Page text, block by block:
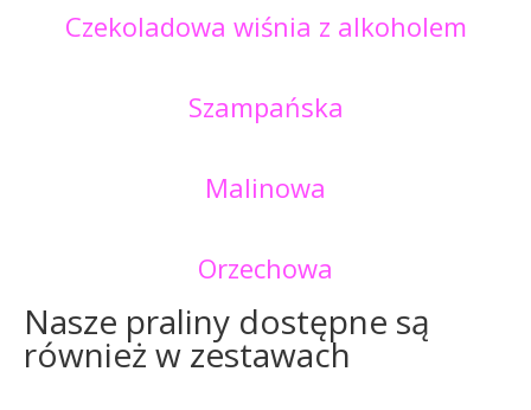
Czekoladowa wiśnia z alkoholem
Szampańska
Malinowa
Orzechowa
Nasze praliny dostępne są
również w zestawach